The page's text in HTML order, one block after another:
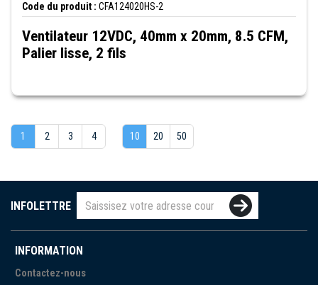
Code du produit : CFA124020HS-2
Ventilateur 12VDC, 40mm x 20mm, 8.5 CFM,
Palier lisse, 2 fils
1 2 3 4 10 20 50
INFOLETTRE
INFORMATION
Contactez-nous